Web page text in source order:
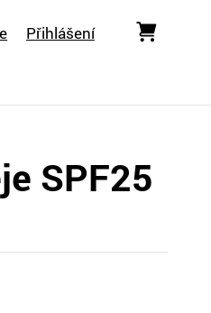
Přihlášení
SPF25